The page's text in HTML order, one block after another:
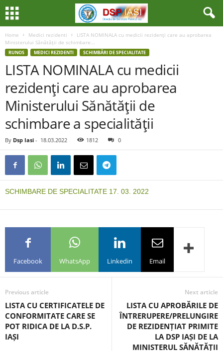
Home Medici rezidenti
LISTA NOMINALA cu medicii rezidenţi care au aprobarea
Ministerului Sănătăţii de schimbare...
RUNOS MEDICI REZIDENTI SCHIMBĂRI DE SPECIALITATE
LISTA NOMINALA cu medicii
rezidenţi care au aprobarea
Ministerului Sănătăţii de
schimbare a specialităţii
By Dsp Iasi - 18.03.2022 1812 0
SCHIMBARE DE SPECIALITATE 17. 03. 2022
Facebook WhatsApp Linkedin Email
Previous article
LISTA CU CERTIFICATELE DE
CONFORMITATE CARE SE
POT RIDICA DE LA D.S.P.
IAȘI
Next article
LISTA CU APROBĂRILE DE
ÎNTRERUPERE/PRELUNGIRE
DE REZIDENȚIAT PRIMITE
LA DSP IAȘI DE LA
MINISTERUL SĂNĂTĂȚII